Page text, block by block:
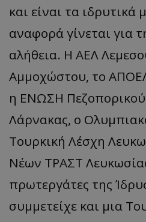
και είναι τα
αναφορά γίνεται για
αλήθεια. Η ΑΕΛ
Αμμοχώστου, το
η ΕΝΩΣΗ
Λάρνακας, ο
Τουρκική Λέσχη
Νέων ΤΡΑΣΤ
πρωτεργάτες της
συμμετείχε και μια